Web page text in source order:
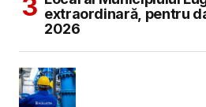
extraordinară, pentru
2026